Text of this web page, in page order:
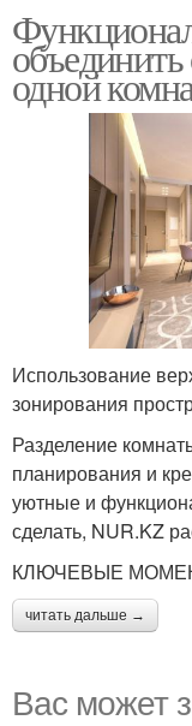
одной
Использование
зонирования
Разделение
планирования и
уютные и
сделать, NUR.KZ
КЛЮЧЕВЫЕ
читать дальше →
Вас может